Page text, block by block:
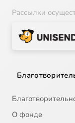
Рассылки
О фонде